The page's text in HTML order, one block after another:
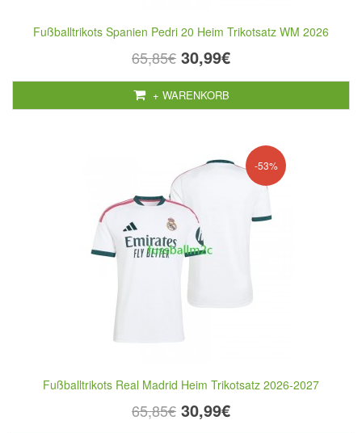
Fußballtrikots Spanien Pedri 20 Heim Trikotsatz WM 2026
65,85€ 30,99€
+ WARENKORB
-53%
Fußballtrikots Real Madrid Heim Trikotsatz 2026-2027
65,85€ 30,99€